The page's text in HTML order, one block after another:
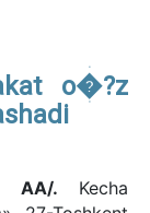
o�?z
AA/. Kecha